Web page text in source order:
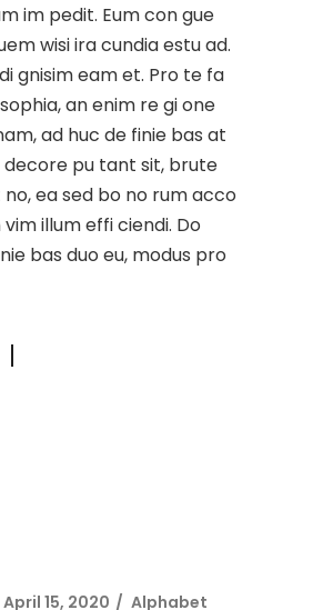
im pedit. Eum con gue
wisi ira cundia estu ad.
gnisim eam et. Pro te fa
an enim re gi one
ad huc de finie bas at
decore pu tant sit, brute
no, ea sed bo no rum acco
illum effi ciendi. Do
bas duo eu, modus pro
April 15, 2020 Alphabet